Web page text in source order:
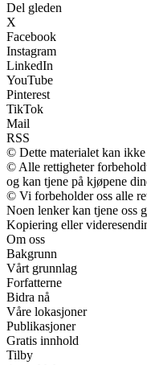
Del gleden
X
Facebook
Instagram
LinkedIn
YouTube
Pinterest
TikTok
Mail
RSS
© Dette materialet kan ikke
© Alle rettigheter
og kan tjene på kjøpene
© Vi forbeholder oss alle
Noen lenker kan tjene oss
Kopiering eller
Om oss
Bakgrunn
Vårt grunnlag
Forfatterne
Bidra nå
Våre lokasjoner
Publikasjoner
Gratis innhold
Tilby